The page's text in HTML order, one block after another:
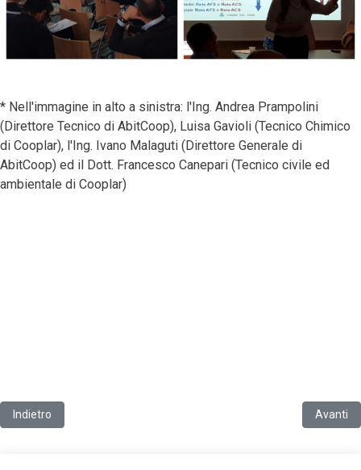
* Nell'immagine in alto a sinistra: l'Ing. Andrea Prampolini
(Direttore Tecnico di AbitCoop), Luisa Gavioli (Tecnico Chimico
di Cooplar), l'Ing. Ivano Malaguti (Direttore Generale di
AbitCoop) ed il Dott. Francesco Canepari (Tecnico civile ed
ambientale di Cooplar)
Articolo precedente: Cooplar: ancora in cattedra
Indietro Articolo
Avanti